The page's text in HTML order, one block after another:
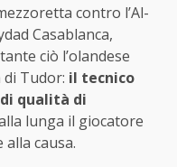
contro l’Al-
Casablanca,
ciò l’olandese
Tudor: il tecnico
qualità di
lunga il giocatore
causa.